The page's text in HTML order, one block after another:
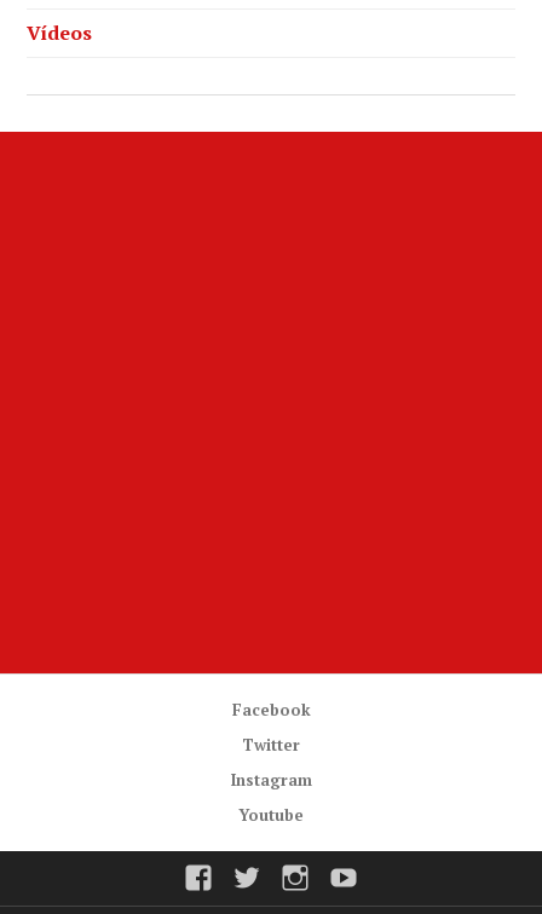
Vídeos
Facebook
Twitter
Instagram
Youtube
FacebookTwitterInstagram